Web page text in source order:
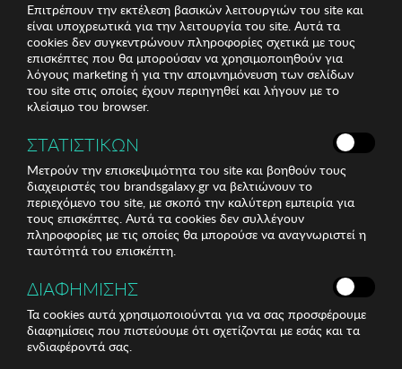
Share:
Επιτρέπουν την εκτέλεση βασικών λειτουργιών του site και
είναι υποχρεωτικά για την λειτουργία του site. Αυτά τα
cookies δεν συγκεντρώνουν πληροφορίες σχετικά με τους
επισκέπτες που θα μπορούσαν να χρησιμοποιηθούν για
λόγους marketing ή για την απομνημόνευση των σελίδων
του site στις οποίες έχουν περιηγηθεί και λήγουν με το
κλείσιμο του browser.
ΣΤΑΤΙΣΤΙΚΩΝ
Μετρούν την επισκεψιμότητα του site και βοηθούν τους
διαχειριστές του brandsgalaxy.gr να βελτιώνουν το
περιεχόμενο του site, με σκοπό την καλύτερη εμπειρία για
τους επισκέπτες. Αυτά τα cookies δεν συλλέγουν
πληροφορίες με τις οποίες θα μπορούσε να αναγνωριστεί η
ταυτότητά του επισκέπτη.
ΔΙΑΦΗΜΙΣΗΣ
Τα cookies αυτά χρησιμοποιούνται για να σας προσφέρουμε
διαφημίσεις που πιστεύουμε ότι σχετίζονται με εσάς και τα
ενδιαφέροντά σας.